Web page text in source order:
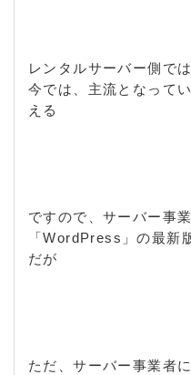
レンタルサーバー側では
今では、主流となって
える
ですので、サーバー事業
「WordPress」の最新
だが
ただ、サーバー事業者